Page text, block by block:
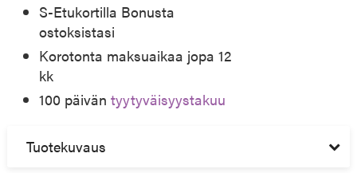
S-Etukortilla Bonusta
ostoksistasi
Korotonta maksuaikaa jopa 12
kk
100 päiväntyytyväisyystakuu
Tuotekuvaus